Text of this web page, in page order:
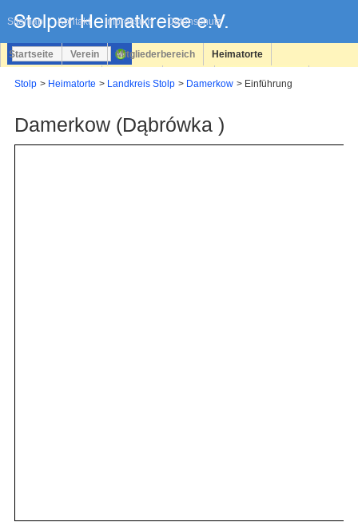
Sitemap Kontakt Impressum Datenschutz
überspringen
Startseite Verein Mitgliederbereich Heimatorte
Stolp Heimatorte Landkreis Stolp Damerkow Einführung
Damerkow (Dąbrówka )